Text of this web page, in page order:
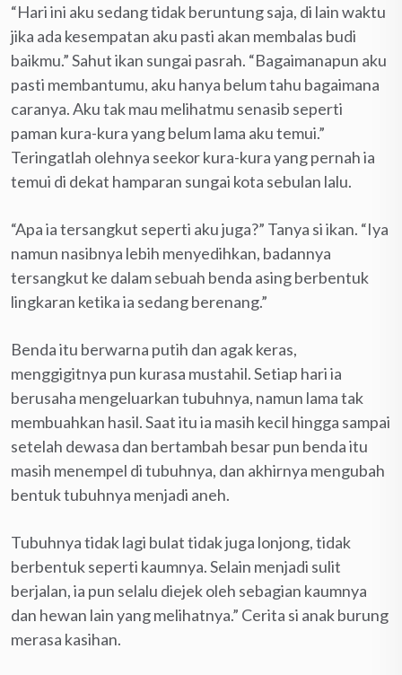
“Hari ini aku sedang tidak beruntung saja, di lain waktu
jika ada kesempatan aku pasti akan membalas budi
baikmu.” Sahut ikan sungai pasrah. “Bagaimanapun aku
pasti membantumu, aku hanya belum tahu bagaimana
caranya. Aku tak mau melihatmu senasib seperti
paman kura-kura yang belum lama aku temui.”
Teringatlah olehnya seekor kura-kura yang pernah ia
temui di dekat hamparan sungai kota sebulan lalu.
“Apa ia tersangkut seperti aku juga?” Tanya si ikan. “Iya
namun nasibnya lebih menyedihkan, badannya
tersangkut ke dalam sebuah benda asing berbentuk
lingkaran ketika ia sedang berenang.”
Benda itu berwarna putih dan agak keras,
menggigitnya pun kurasa mustahil. Setiap hari ia
berusaha mengeluarkan tubuhnya, namun lama tak
membuahkan hasil. Saat itu ia masih kecil hingga sampai
setelah dewasa dan bertambah besar pun benda itu
masih menempel di tubuhnya, dan akhirnya mengubah
bentuk tubuhnya menjadi aneh.
Tubuhnya tidak lagi bulat tidak juga lonjong, tidak
berbentuk seperti kaumnya. Selain menjadi sulit
berjalan, ia pun selalu diejek oleh sebagian kaumnya
dan hewan lain yang melihatnya.” Cerita si anak burung
merasa kasihan.